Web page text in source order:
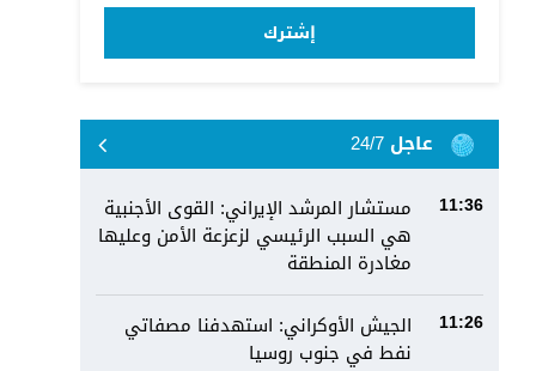
إشترك
عاجل 24/7
11:36
مستشار المرشد الإيراني: القوى الأجنبية
هي السبب الرئيسي لزعزعة الأمن وعليها
مغادرة المنطقة
11:26
الجيش الأوكراني: استهدفنا مصفاتي
نفط في جنوب روسيا